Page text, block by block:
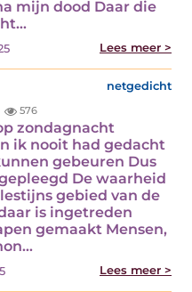
mijn dood Daar die
Lees meer >
netgedicht
576
zondagnacht
ik nooit had gedacht
gebeuren Dus
De waarheid
gebied van de
is ingetreden
gemaakt Mensen,
Lees meer >